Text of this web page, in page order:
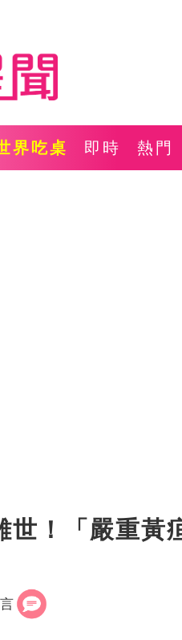
界吃桌 即時 熱門
世！「嚴重